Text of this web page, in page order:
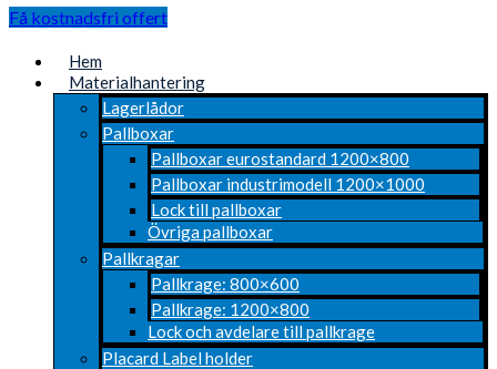
Få kostnadsfri offert
Hem
Materialhantering
Lagerlådor
Pallboxar
Pallboxar eurostandard 1200×800
Pallboxar industrimodell 1200×1000
Lock till pallboxar
Övriga pallboxar
Pallkragar
Pallkrage: 800×600
Pallkrage: 1200×800
Lock och avdelare till pallkrage
Placard Label holder